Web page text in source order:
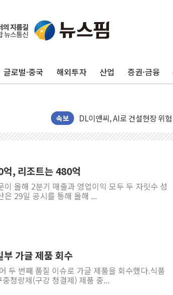
글로벌·중국 해외투자 산업 증권·금융
속보
이문아이파크자이 보류지
샌디스크 매출 전망 기대 못
원희룡, 종합특검 2차 출석…"
스타벅스, 장애인 치료비 1억
밸류업 공시 747곳 돌파…상장
TBH글로벌, 신규 브랜드 '타임
신한투자증권, 고객 투자비용
라온시큐어, 정부 블록체인 특
, 리조트는 480억
올해 2분기 매출과 영업이익 모두 두 자릿수 성
은 29일 공시를 통해 올해 ...
가글 제품 회수
두 번째 품질 이슈로 가글 제품을 회수했다.식품
청량제(구강 청결제) 제품 중...